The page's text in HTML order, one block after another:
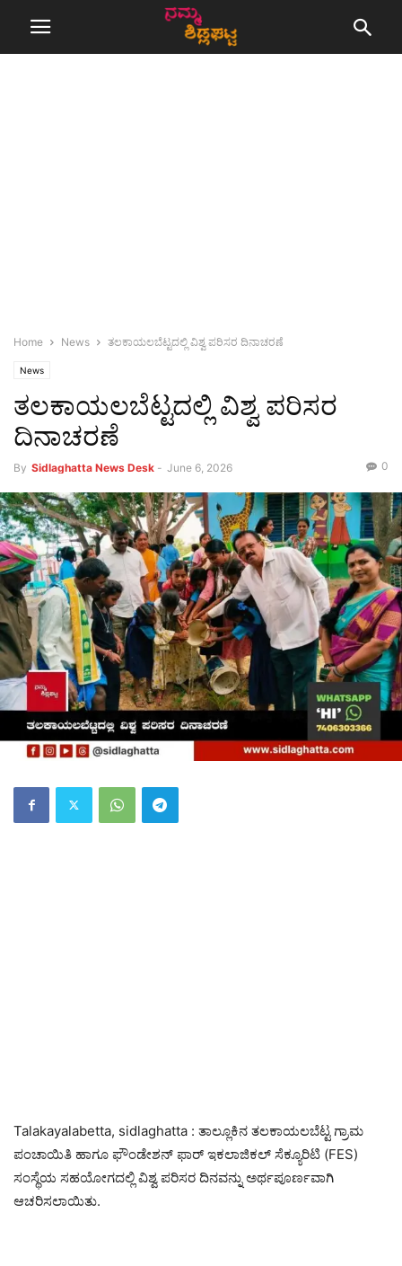
Home News ತಲಕಾಯಲಬೆಟ್ಟದಲ್ಲಿ ವಿಶ್ವ ಪರಿಸರ ದಿನಾಚರಣೆ
News
ತಲಕಾಯಲಬೆಟ್ಟದಲ್ಲಿ ವಿಶ್ವ ಪರಿಸರ
ದಿನಾಚರಣೆ
By Sidlaghatta News Desk - June 6, 2026 0
Talakayalabetta, sidlaghatta : ತಾಲ್ಲೂಕಿನ ತಲಕಾಯಲಬೆಟ್ಟ ಗ್ರಾಮ
ಪಂಚಾಯಿತಿ ಹಾಗೂ ಫೌಂಡೇಶನ್ ಫಾರ್ ಇಕಲಾಜಿಕಲ್ ಸೆಕ್ಯೂರಿಟಿ (FES)
ಸಂಸ್ಥೆಯ ಸಹಯೋಗದಲ್ಲಿ ವಿಶ್ವ ಪರಿಸರ ದಿನವನ್ನು ಅರ್ಥಪೂರ್ಣವಾಗಿ
ಆಚರಿಸಲಾಯಿತು.